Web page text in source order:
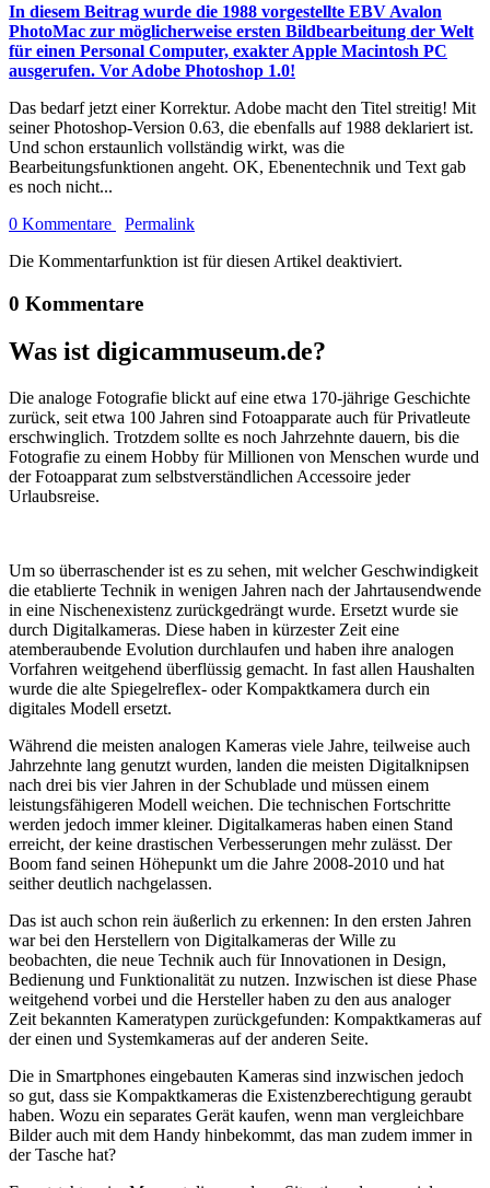
In diesem Beitrag wurde die 1988 vorgestellte EBV Avalon
PhotoMac zur möglicherweise ersten Bildbearbeitung der Welt
für einen Personal Computer, exakter Apple Macintosh PC
ausgerufen. Vor Adobe Photoshop 1.0!
Das bedarf jetzt einer Korrektur. Adobe macht den Titel streitig! Mit
seiner Photoshop-Version 0.63, die ebenfalls auf 1988 deklariert ist.
Und schon erstaunlich vollständig wirkt, was die
Bearbeitungsfunktionen angeht. OK, Ebenentechnik und Text gab
es noch nicht...
0 Kommentare
Permalink
Die Kommentarfunktion ist für diesen Artikel deaktiviert.
0 Kommentare
Was ist digicammuseum.de?
Die analoge Fotografie blickt auf eine etwa 170-jährige Geschichte
zurück, seit etwa 100 Jahren sind Fotoapparate auch für Privatleute
erschwinglich. Trotzdem sollte es noch Jahrzehnte dauern, bis die
Fotografie zu einem Hobby für Millionen von Menschen wurde und
der Fotoapparat zum selbstverständlichen Accessoire jeder
Urlaubsreise.
Um so überraschender ist es zu sehen, mit welcher Geschwindigkeit
die etablierte Technik in wenigen Jahren nach der Jahrtausendwende
in eine Nischenexistenz zurückgedrängt wurde. Ersetzt wurde sie
durch Digitalkameras. Diese haben in kürzester Zeit eine
atemberaubende Evolution durchlaufen und haben ihre analogen
Vorfahren weitgehend überflüssig gemacht. In fast allen Haushalten
wurde die alte Spiegelreflex- oder Kompaktkamera durch ein
digitales Modell ersetzt.
Während die meisten analogen Kameras viele Jahre, teilweise auch
Jahrzehnte lang genutzt wurden, landen die meisten Digitalknipsen
nach drei bis vier Jahren in der Schublade und müssen einem
leistungsfähigeren Modell weichen. Die technischen Fortschritte
werden jedoch immer kleiner. Digitalkameras haben einen Stand
erreicht, der keine drastischen Verbesserungen mehr zulässt. Der
Boom fand seinen Höhepunkt um die Jahre 2008-2010 und hat
seither deutlich nachgelassen.
Das ist auch schon rein äußerlich zu erkennen: In den ersten Jahren
war bei den Herstellern von Digitalkameras der Wille zu
beobachten, die neue Technik auch für Innovationen in Design,
Bedienung und Funktionalität zu nutzen. Inzwischen ist diese Phase
weitgehend vorbei und die Hersteller haben zu den aus analoger
Zeit bekannten Kameratypen zurückgefunden: Kompaktkameras auf
der einen und Systemkameras auf der anderen Seite.
Die in Smartphones eingebauten Kameras sind inzwischen jedoch
so gut, dass sie Kompaktkameras die Existenzberechtigung geraubt
haben. Wozu ein separates Gerät kaufen, wenn man vergleichbare
Bilder auch mit dem Handy hinbekommt, das man zudem immer in
der Tasche hat?